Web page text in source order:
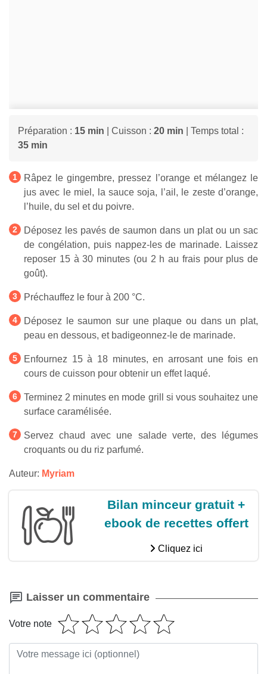
Préparation : 15 min | Cuisson : 20 min | Temps total :
35 min
Râpez le gingembre, pressez l’orange et mélangez le
jus avec le miel, la sauce soja, l’ail, le zeste d’orange,
l’huile, du sel et du poivre.
Déposez les pavés de saumon dans un plat ou un sac
de congélation, puis nappez-les de marinade. Laissez
reposer 15 à 30 minutes (ou 2 h au frais pour plus de
goût).
Préchauffez le four à 200 °C.
Déposez le saumon sur une plaque ou dans un plat,
peau en dessous, et badigeonnez-le de marinade.
Enfournez 15 à 18 minutes, en arrosant une fois en
cours de cuisson pour obtenir un effet laqué.
Terminez 2 minutes en mode grill si vous souhaitez une
surface caramélisée.
Servez chaud avec une salade verte, des légumes
croquants ou du riz parfumé.
Auteur: Myriam
Bilan minceur gratuit +
ebook de recettes offert
Cliquez ici
Laisser un commentaire
Votre note